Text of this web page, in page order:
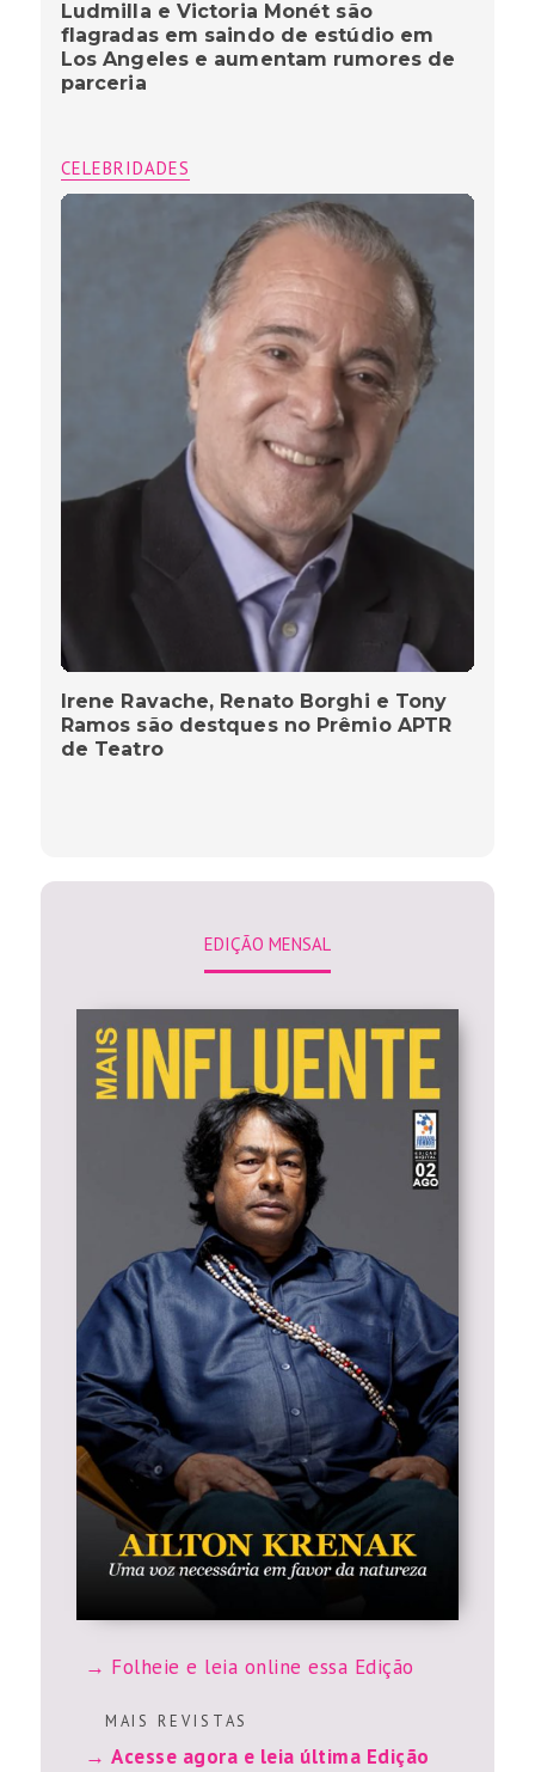
Ludmilla e Victoria Monét são
flagradas em saindo de estúdio em
Los Angeles e aumentam rumores de
parceria
CELEBRIDADES
Irene Ravache, Renato Borghi e Tony
Ramos são destques no Prêmio APTR
de Teatro
EDIÇÃO MENSAL
Folheie e leia online essa Edição
M A I S R E V I S T A S
Acesse agora e leia última Edição